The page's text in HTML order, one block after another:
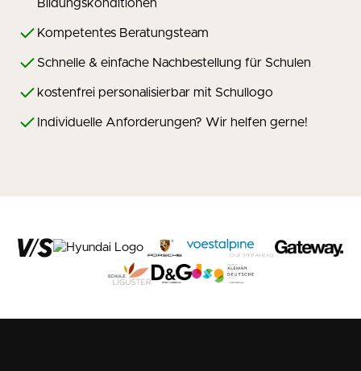
Bildungskonditionen
Kompetentes Beratungsteam
Schnelle & einfache Nachbestellung für Schulen
kostenfrei personalisierbar mit Schullogo
Individuelle Anforderungen? Wir helfen gerne!